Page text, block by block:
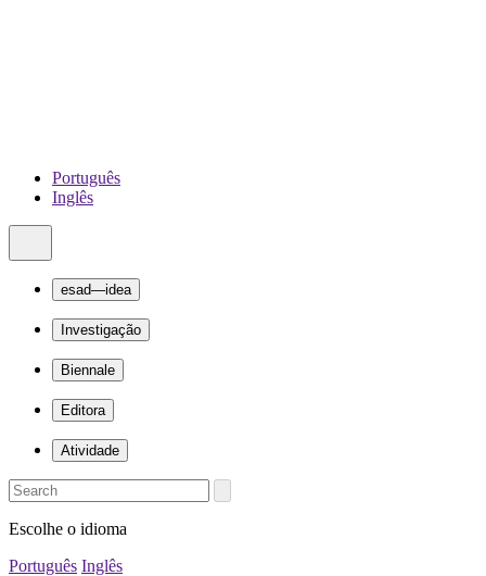
Português
Inglês
esad—idea
Investigação
Biennale
Editora
Atividade
Escolhe o idioma
Português Inglês